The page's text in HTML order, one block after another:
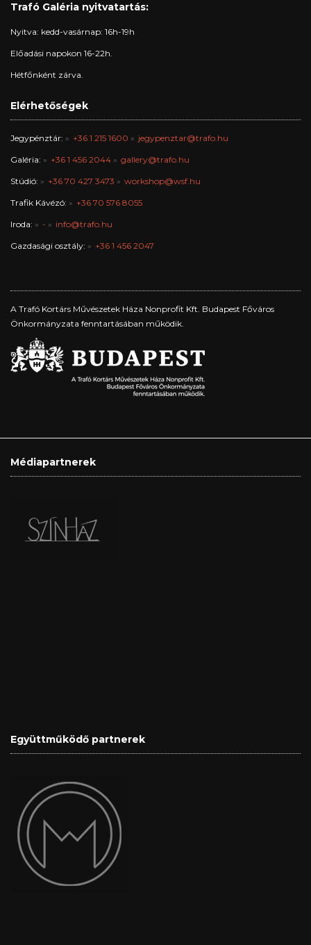
Trafó Galéria nyitvatartás:
Nyitva: kedd-vasárnap: 16h-19h
Előadási napokon 16-22h.
Hétfőnként zárva.
Elérhetőségek
Jegypénztár: +36 1 215 1600 jegypenztar@trafo.hu
Galéria: +36 1 456 2044 gallery@trafo.hu
Stúdió: +36 70 427 3473 workshop@wsf.hu
Trafik Kávézó: +36 70 576 8055
Iroda: - info@trafo.hu
Gazdasági osztály: +36 1 456 2047
A Trafó Kortárs Művészetek Háza Nonprofit Kft. Budapest Főváros
Önkormányzata fenntartásában működik.
Médiapartnerek
Együttműködő partnerek